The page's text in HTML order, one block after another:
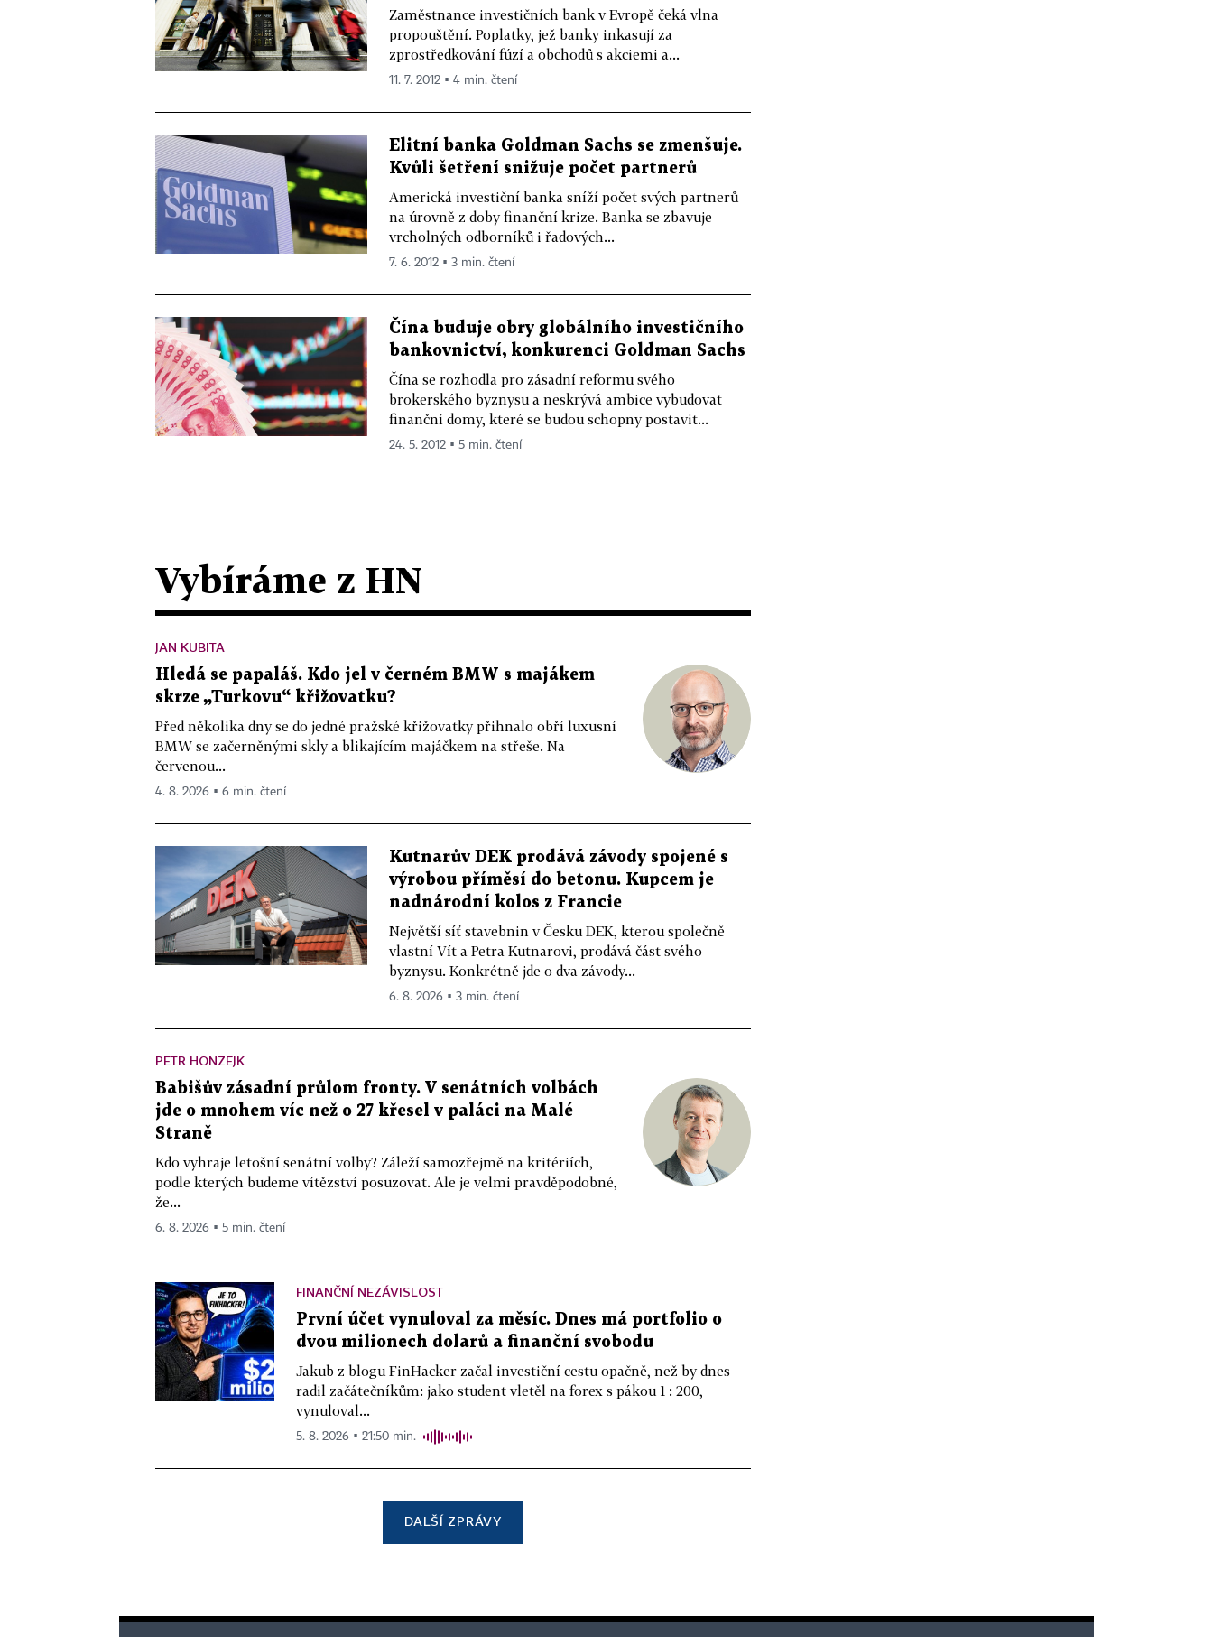
Zaměstnance investičních bank v Evropě čeká vlna
propouštění. Poplatky, jež banky inkasují za
zprostředkování fúzí a obchodů s akciemi a...
11. 7. 2012 ▪ 4 min. čtení
Elitní banka Goldman Sachs se zmenšuje.
Kvůli šetření snižuje počet partnerů
Americká investiční banka sníží počet svých partnerů
na úrovně z doby finanční krize. Banka se zbavuje
vrcholných odborníků i řadových...
7. 6. 2012 ▪ 3 min. čtení
Čína buduje obry globálního investičního
bankovnictví, konkurenci Goldman Sachs
Čína se rozhodla pro zásadní reformu svého
brokerského byznysu a neskrývá ambice vybudovat
finanční domy, které se budou schopny postavit...
24. 5. 2012 ▪ 5 min. čtení
Vybíráme z HN
JAN KUBITA
Hledá se papaláš. Kdo jel v černém BMW s majákem
skrze „Turkovu“ křižovatku?
Před několika dny se do jedné pražské křižovatky přihnalo obří luxusní
BMW se začerněnými skly a blikajícím majáčkem na střeše. Na
červenou...
4. 8. 2026 ▪ 6 min. čtení
Kutnarův DEK prodává závody spojené s
výrobou příměsí do betonu. Kupcem je
nadnárodní kolos z Francie
Největší síť stavebnin v Česku DEK, kterou společně
vlastní Vít a Petra Kutnarovi, prodává část svého
byznysu. Konkrétně jde o dva závody...
6. 8. 2026 ▪ 3 min. čtení
PETR HONZEJK
Babišův zásadní průlom fronty. V senátních volbách
jde o mnohem víc než o 27 křesel v paláci na Malé
Straně
Kdo vyhraje letošní senátní volby? Záleží samozřejmě na kritériích,
podle kterých budeme vítězství posuzovat. Ale je velmi pravděpodobné,
že...
6. 8. 2026 ▪ 5 min. čtení
FINANČNÍ NEZÁVISLOST
První účet vynuloval za měsíc. Dnes má portfolio o
dvou milionech dolarů a finanční svobodu
Jakub z blogu FinHacker začal investiční cestu opačně, než by dnes
radil začátečníkům: jako student vletěl na forex s pákou 1 : 200,
vynuloval...
5. 8. 2026 ▪ 21:50 min.
DALŠÍ ZPRÁVY